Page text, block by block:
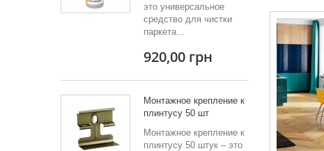
это универсальное
средство для чистки
паркета...
920,00 грн
Монтажное крепление к
плинтусу 50 шт
Монтажное крепление к
плинтусу 50 штук – это